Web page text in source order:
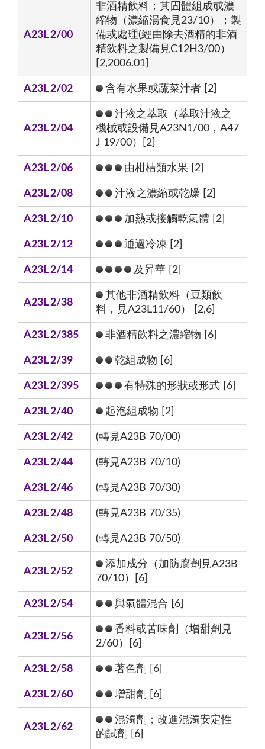
A23L 2/00
非酒精飲料；其固體組成或濃
縮物（濃縮湯食見23/10）；製
備或處理(經由除去酒精的非酒
精飲料之製備見C12H3/00）
[2,2006.01]
A23L 2/02 含有水果或蔬菜汁者 [2]
A23L 2/04
汁液之萃取（萃取汁液之
機械或設備見A23N1/00，A47
J 19/00）[2]
A23L 2/06 由柑桔類水果 [2]
A23L 2/08 汁液之濃縮或乾燥 [2]
A23L 2/10 加熱或接觸乾氣體 [2]
A23L 2/12 通過冷凍 [2]
A23L 2/14 及昇華 [2]
A23L 2/38
其他非酒精飲料（豆類飲
料，見A23L11/60） [2,6]
A23L 2/385 非酒精飲料之濃縮物 [6]
A23L 2/39 乾組成物 [6]
A23L 2/395 有特殊的形狀或形式 [6]
A23L 2/40 起泡組成物 [2]
A23L 2/42 (轉見A23B 70/00)
A23L 2/44 (轉見A23B 70/10)
A23L 2/46 (轉見A23B 70/30)
A23L 2/48 (轉見A23B 70/35)
A23L 2/50 (轉見A23B 70/50)
A23L 2/52
添加成分（加防腐劑見A23B
70/10）[6]
A23L 2/54 與氣體混合 [6]
A23L 2/56
香料或苦味劑（增甜劑見
2/60）[6]
A23L 2/58 著色劑 [6]
A23L 2/60 增甜劑 [6]
A23L 2/62
混濁劑；改進混濁安定性
的試劑 [6]